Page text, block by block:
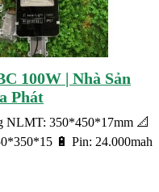
100W | Nhà Sản
Phát
NLMT: 350*450*17mm 📐
🔋 Pin: 24.000mah